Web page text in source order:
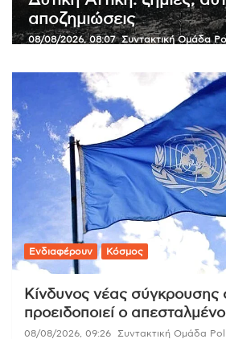
ενέκρινε η Γερουσία
07/08/2026, 22:56 Συντακτική Ομάδα
Ενδιαφέρουν Κόσμος
Κίνδυνος νέας σύγκρουσης
προειδοποιεί ο
08/08/2026, 09:26 Συντακτική Ομάδα